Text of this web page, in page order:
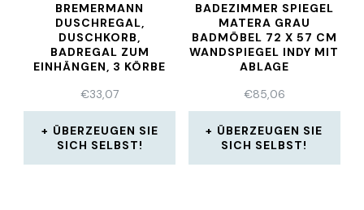
BREMERMANN
DUSCHREGAL,
DUSCHKORB,
BADREGAL ZUM
EINHÄNGEN, 3 KÖRBE
€33,07
ÜBERZEUGEN SIE
SICH SELBST!
BADEZIMMER SPIEGEL
MATERA GRAU
BADMÖBEL 72 X 57 CM
WANDSPIEGEL INDY MIT
ABLAGE
€85,06
ÜBERZEUGEN SIE
SICH SELBST!